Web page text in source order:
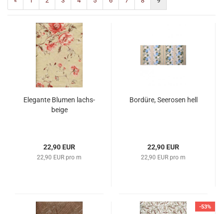
Elegante Blumen lachs-
beige
22,90 EUR
22,90 EUR pro m
Bordüre, Seerosen hell
22,90 EUR
22,90 EUR pro m
-53%